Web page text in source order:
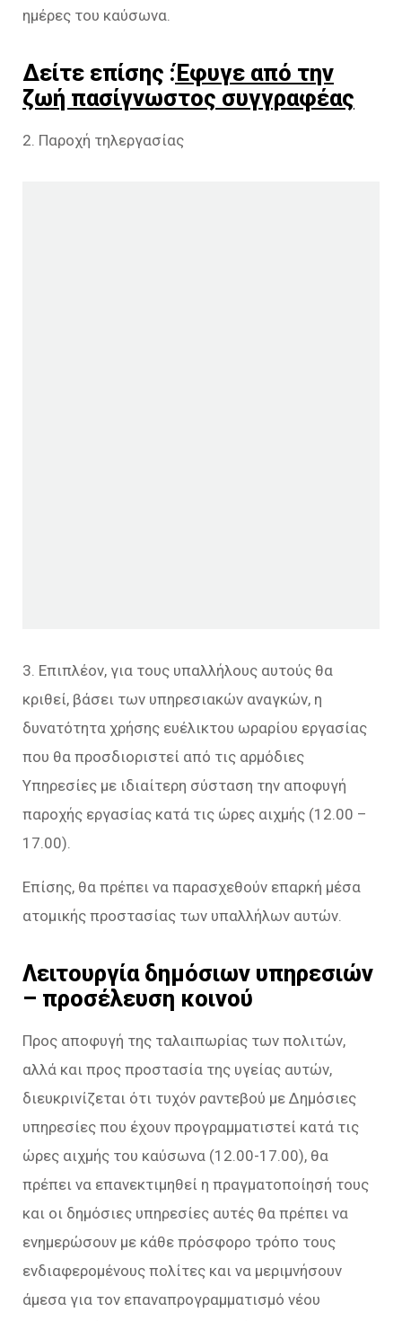
ημέρες του καύσωνα.
Δείτε επίσης :Έφυγε από την
ζωή πασίγνωστος συγγραφέας
2. Παροχή τηλεργασίας
3. Επιπλέον, για τους υπαλλήλους αυτούς θα
κριθεί, βάσει των υπηρεσιακών αναγκών, η
δυνατότητα χρήσης ευέλικτου ωραρίου εργασίας
που θα προσδιοριστεί από τις αρμόδιες
Υπηρεσίες με ιδιαίτερη σύσταση την αποφυγή
παροχής εργασίας κατά τις ώρες αιχμής (12.00 –
17.00).
Επίσης, θα πρέπει να παρασχεθούν επαρκή μέσα
ατομικής προστασίας των υπαλλήλων αυτών.
Λειτουργία δημόσιων υπηρεσιών
– προσέλευση κοινού
Προς αποφυγή της ταλαιπωρίας των πολιτών,
αλλά και προς προστασία της υγείας αυτών,
διευκρινίζεται ότι τυχόν ραντεβού με Δημόσιες
υπηρεσίες που έχουν προγραμματιστεί κατά τις
ώρες αιχμής του καύσωνα (12.00-17.00), θα
πρέπει να επανεκτιμηθεί η πραγματοποίησή τους
και οι δημόσιες υπηρεσίες αυτές θα πρέπει να
ενημερώσουν με κάθε πρόσφορο τρόπο τους
ενδιαφερομένους πολίτες και να μεριμνήσουν
άμεσα για τον επαναπρογραμματισμό νέου